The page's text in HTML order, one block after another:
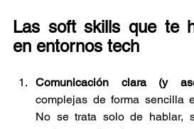
Las soft skills que te
en entornos tech
Comunicación clara (y
complejas de forma sencilla
No se trata solo de hablar,